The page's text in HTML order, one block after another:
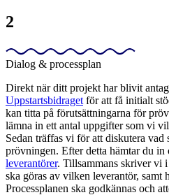
2
Dialog & processplan
Direkt när ditt projekt har blivit
Uppstartsbidraget för att få initialt
kan titta på förutsättningarna för
lämna in ett antal uppgifter som vi
Sedan träffas vi för att diskutera
prövningen. Efter detta hämtar du in
leverantörer. Tillsammans skriver vi i
ska göras av vilken leverantör, samt
Processplanen ska godkännas och